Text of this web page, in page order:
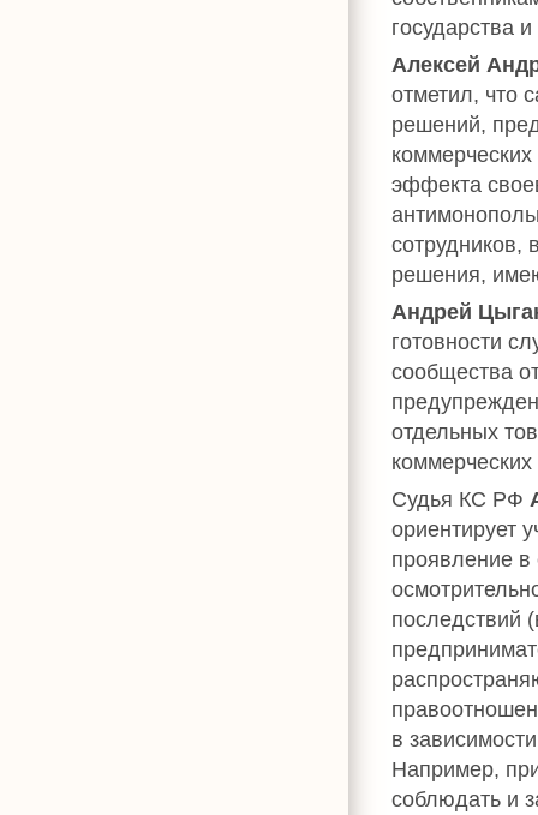
государства
Алексей
отметил, что
решений,
эффекта
сотрудников,
решения,
Андрей
готовности
сообщества
отдельных
Судья КС РФ
ориентирует
проявление в
последствий
в
Например,
соблюдать и